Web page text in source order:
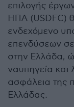
επιλογής
ΗΠΑ (USDFC)
ενδεχόμενο
επενδύσεων
στην Ελλάδα,
ναυπηγεία και
ασφάλεια της
Ελλάδας.